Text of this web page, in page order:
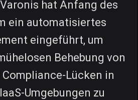
hat Anfang des
ein automatisiertes
eingeführt, um
Behebung von
Lücken in
Umgebungen zu